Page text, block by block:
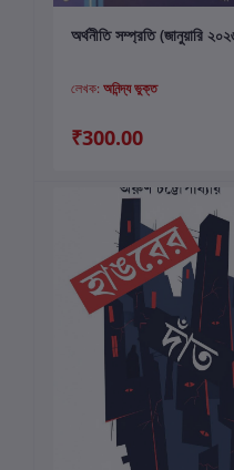
কার্টে যোগ করুন
অর্থনীতি সম্প্রতি (জানুয়ারি
লেখক: অনিন্দ্য ভুক্ত
₹300.00